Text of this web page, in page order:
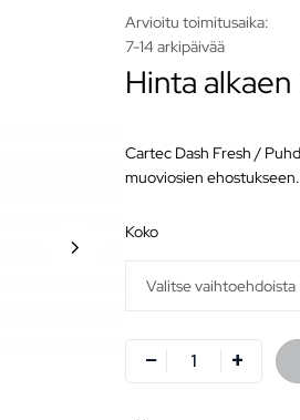
Arvioitu toimitusaika:
7-14 arkipäivää
Hinta alkaen
Cartec Dash Fresh /
muoviosien ehostukseen.
koko